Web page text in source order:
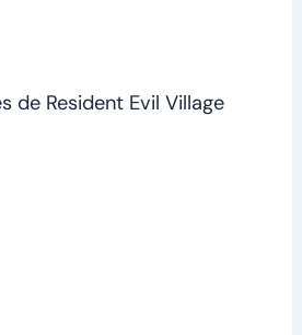
de Resident Evil Village